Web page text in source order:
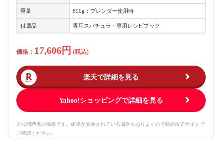
重量 890g：ブレンダー使用時
付属品 専用スパチュラ・専用レシピブック
価格： 17,606円 (税込)
楽天で詳細を見る
Yahoo!ショッピングで詳細を見る
※公開時点の価格です。価格が変更されている場合もありますので商品販売サイトで
ご確認ください。